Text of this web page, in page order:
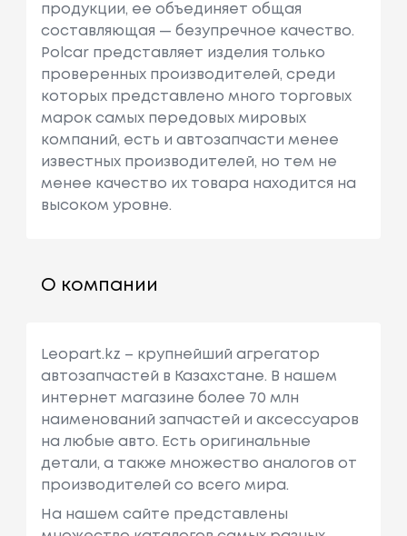
продукции, ее объединяет общая
составляющая — безупречное качество.
Polcar представляет изделия только
проверенных производителей, среди
которых представлено много торговых
марок самых передовых мировых
компаний, есть и автозапчасти менее
известных производителей, но тем не
менее качество их товара находится на
высоком уровне.
О компании
Leopart.kz – крупнейший агрегатор
автозапчастей в Казахстане. В нашем
интернет магазине более 70 млн
наименований запчастей и аксессуаров
на любые авто. Есть оригинальные
детали, а также множество аналогов от
производителей со всего мира.
На нашем сайте представлены